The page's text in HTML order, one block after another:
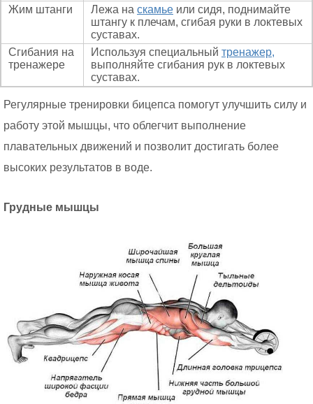
Жим штанги
Лежа на скамье или сидя, поднимайте
штангу к плечам, сгибая руки в локтевых
суставах.
Сгибания на
тренажере
Используя специальный тренажер,
выполняйте сгибания рук в локтевых
суставах.
Регулярные тренировки бицепса помогут улучшить силу и
работу этой мышцы, что облегчит выполнение
плавательных движений и позволит достигать более
высоких результатов в воде.
Грудные мышцы